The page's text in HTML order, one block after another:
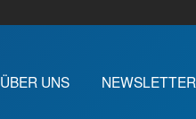
ÜBER UNS NEWSLETTER